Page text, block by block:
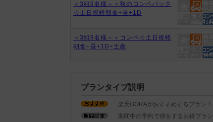
＜3組9名様～＞秋のコンペパック
☆土日祝軽朝食+昼+1D
＜3組9名様～＞コンペ☆土日祝軽
朝食+昼+1D+土産
プランタイプ説明
楽天GORAがおすすめするプラン！
期間中の予約で得をするお得プラン